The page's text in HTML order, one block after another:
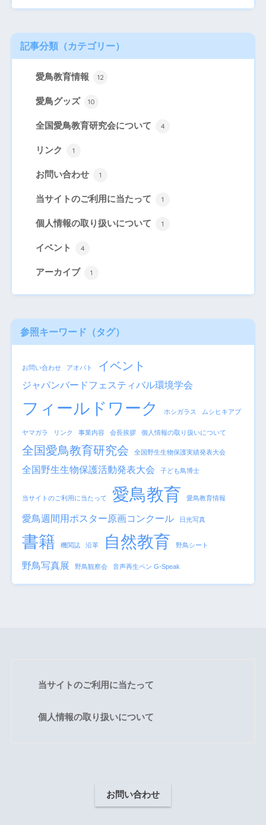
記事分類（カテゴリー）
愛鳥教育情報 12
愛鳥グッズ 10
全国愛鳥教育研究会について 4
リンク 1
お問い合わせ 1
当サイトのご利用に当たって 1
個人情報の取り扱いについて 1
イベント 4
アーカイブ 1
参照キーワード（タグ）
お問い合わせ アオバト イベント
ジャパンバードフェスティバル環境学会
フィールドワーク ホシガラス ムシヒキアブ
ヤマガラ リンク 事業内容 会長挨拶 個人情報の取り扱いについて
全国愛鳥教育研究会 全国野生生物保護実績発表大会
全国野生生物保護活動発表大会 子ども鳥博士
当サイトのご利用に当たって 愛鳥教育 愛鳥教育情報
愛鳥週間用ポスター原画コンクール 日光写真
書籍 機関誌 沿革 自然教育 野鳥シート
野鳥写真展 野鳥観察会 音声再生ペン G-Speak
当サイトのご利用に当たって
個人情報の取り扱いについて
お問い合わせ